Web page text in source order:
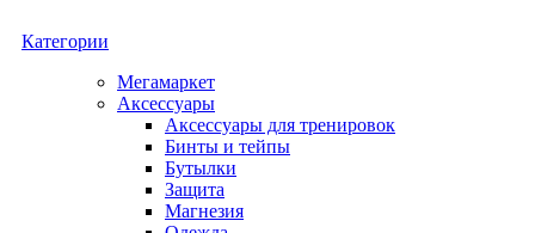
Категории
Мегамаркет
Аксессуары
Аксессуары для тренировок
Бинты и тейпы
Бутылки
Защита
Магнезия